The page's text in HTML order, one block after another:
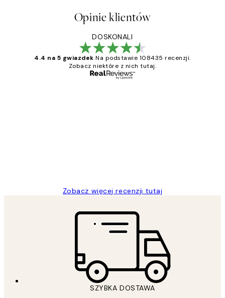
Opinie klientów
DOSKONALI
4.4 na 5 gwiazdek Na podstawie 108435 recenzji.
Zobacz niektóre z nich tutaj.
Zobacz więcej recenzji tutaj
SZYBKA DOSTAWA